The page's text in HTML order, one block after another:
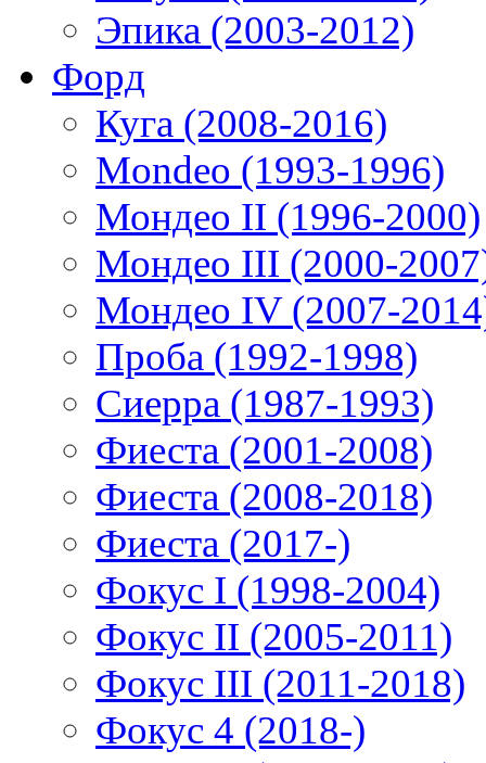
Эпика (2003-2012)
Форд
Куга (2008-2016)
Mondeo (1993-1996)
Мондео II (1996-2000)
Мондео III (2000-
Мондео IV (2007-
Проба (1992-1998)
Сиерра (1987-1993)
Фиеста (2001-2008)
Фиеста (2008-2018)
Фиеста (2017-)
Фокус I (1998-2004)
Фокус II (2005-2011)
Фокус III (2011-2018)
Фокус 4 (2018-)